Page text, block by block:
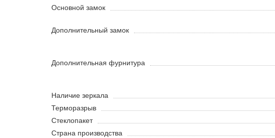
Основной замок
Дополнительный замок
Дополнительная фурнитура
Наличие зеркала
Терморазрыв
Стеклопакет
Страна производства